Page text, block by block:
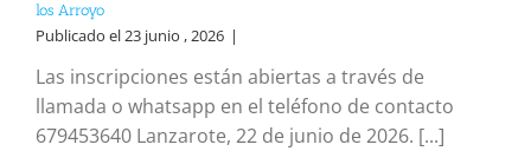
los Arroyo
Publicado el 23 junio , 2026 |
Las inscripciones están abiertas a través de
llamada o whatsapp en el teléfono de contacto
679453640 Lanzarote, 22 de junio de 2026. [...]